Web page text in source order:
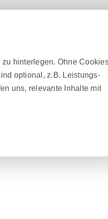
hinterlegen. Ohne
optional, z.B. Leistungs-
uns, relevante Inhalte mit
Website-Besuchs zu